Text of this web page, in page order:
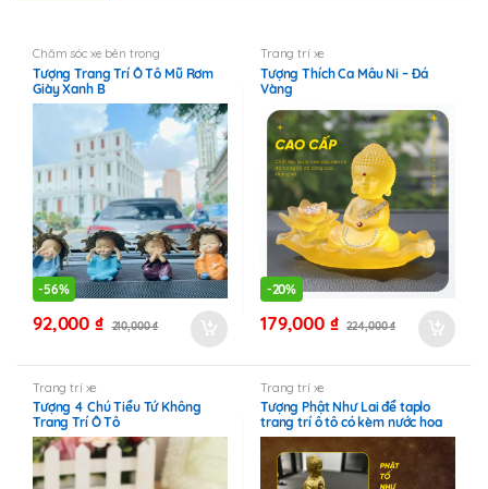
Chăm sóc xe bên trong
Tượng Trang Trí Ô Tô Mũ Rơm
Giày Xanh B
-56%
92,000₫ 210,000₫
Trang trí xe
Tượng Thích Ca Mâu Ni – Đá
Vàng
-20%
179,000 ₫ 224,000₫
Trang trí xe
Tượng 4 Chú Tiểu Tứ Không
Trang Trí Ô Tô
Trang trí xe
Tượng Phật Như Lai để taplo
trang trí ô tô có kèm nước hoa